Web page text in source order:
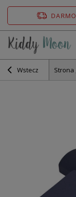
Wstecz Strona